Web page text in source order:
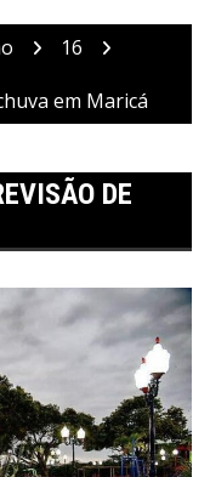
16
em Maricá
DE